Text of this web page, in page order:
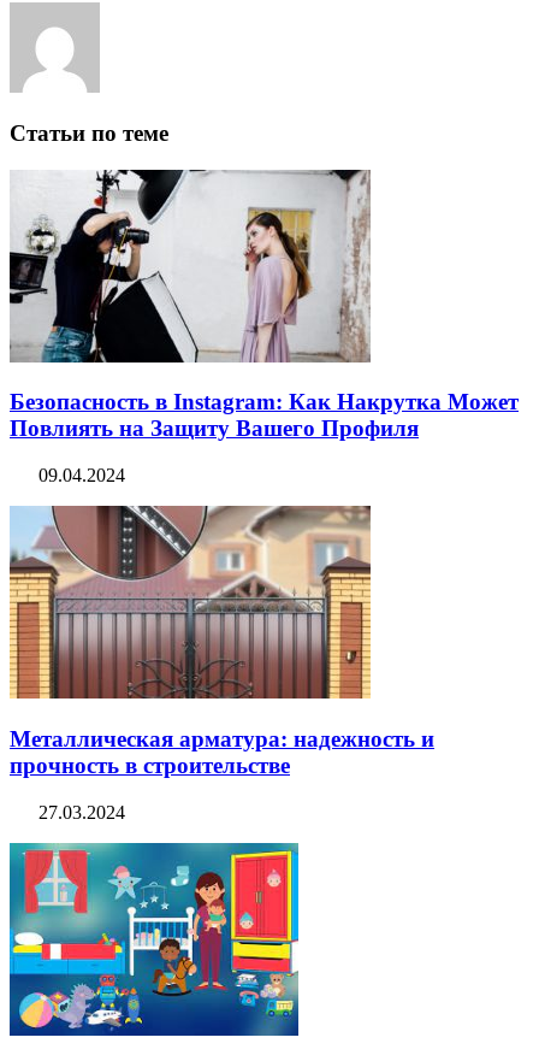
Статьи по теме
Безопасность в Instagram: Как Накрутка Может
Повлиять на Защиту Вашего Профиля
09.04.2024
Металлическая арматура: надежность и
прочность в строительстве
27.03.2024